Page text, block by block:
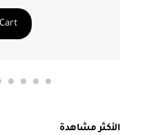
Cart
الأكثر مشاهدة